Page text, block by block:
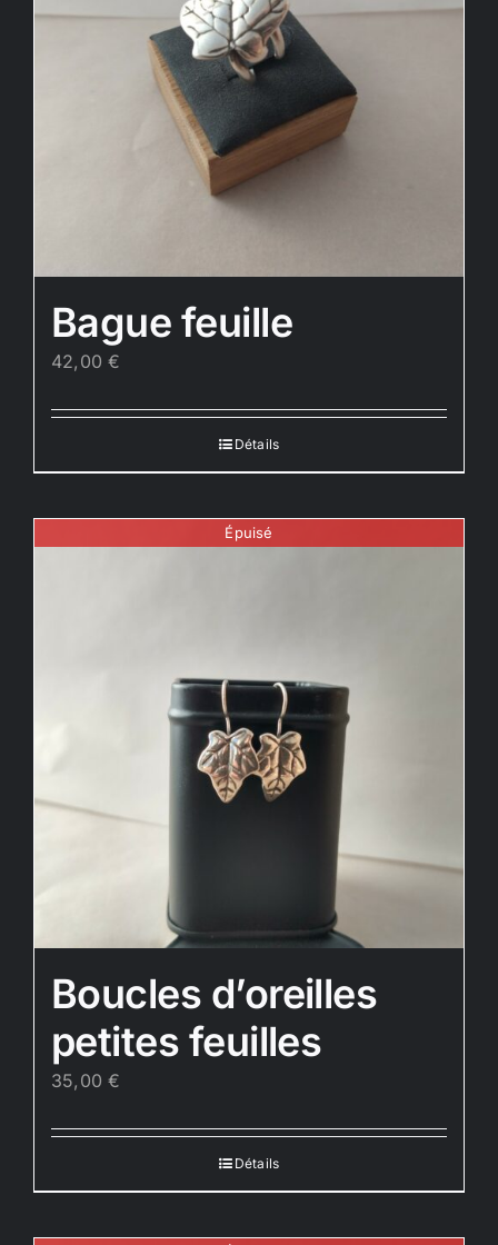
Bague feuille
42,00€
Détails
Épuisé
Boucles d’oreilles
petites feuilles
35,00€
Détails